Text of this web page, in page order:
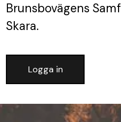
Brunsbovägens Samf
Skara.
Logga in